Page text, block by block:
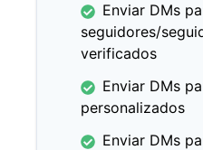
Enviar DMs
seguidores/
verificados
Enviar DMs
personalizados
Enviar DMs